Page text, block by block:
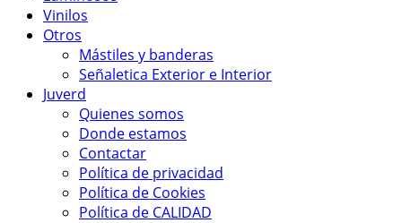
Vinilos
Otros
Mástiles y banderas
Señaletica Exterior e Interior
Juverd
Quienes somos
Donde estamos
Contactar
Política de privacidad
Política de Cookies
Política de CALIDAD